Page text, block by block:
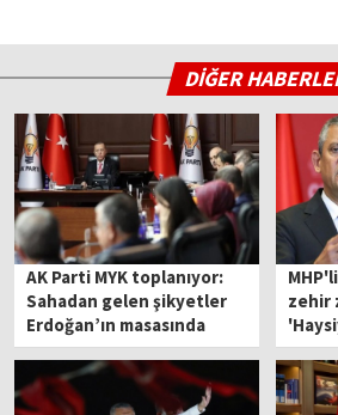
DİĞER
AK Parti MYK toplanıyor:
Sahadan gelen şikyetler
Erdoğan’ın masasında
zehir